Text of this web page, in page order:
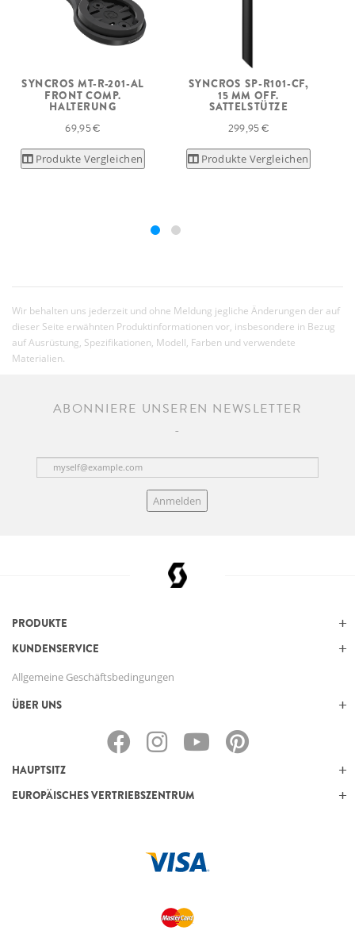
SYNCROS MT-R-201-AL
FRONT COMP.
HALTERUNG
69,95 €
Produkte Vergleichen
SYNCROS SP-R101-CF,
15 MM OFF.
SATTELSTÜTZE
299,95 €
Produkte Vergleichen
Wir behalten uns jederzeit und ohne Meldung jegliche Änderungen der auf
dieser Seite erwähnten Produktinformationen vor, insbesondere in Bezug
auf Ausrüstung, Spezifikationen, Modell, Farben und verwendete
Materialien.
ABONNIERE UNSEREN NEWSLETTER
Anmelden
PRODUKTE
KUNDENSERVICE
Allgemeine Geschäftsbedingungen
ÜBER UNS
HAUPTSITZ
EUROPÄISCHES VERTRIEBSZENTRUM